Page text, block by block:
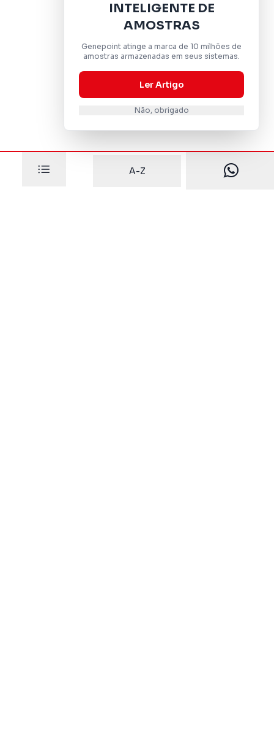
INTELIGENTE DE
AMOSTRAS
Genepoint atinge a marca de 10 milhões de
amostras armazenadas em seus sistemas.
Ler Artigo
Não, obrigado
A-Z